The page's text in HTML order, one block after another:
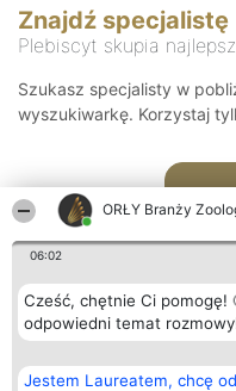
ORŁY Branży
06:02
Cześć, chętnie Ci pomogę!
odpowiedni temat
Jestem Laureatem, chcę
Znajdź specjalistę
Plebiscyt skupia
Szukasz specjalisty w
wyszukiwarkę. Korzystaj
Organizator plebiscytu
Bright Side Solutions sp. z o.